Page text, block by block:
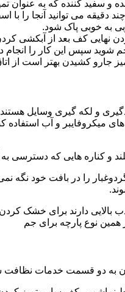
و سفید کننده که به عنوان
دقیقه می توانید آنجا را
به خوبی پاک شود.
نهایی کف بعد از آبکشی
سپس این کار را انجام
کشیدن بهتر است از
و لکه گیری وسایل
میکروفایبر و آب
را در بافت خود نگه
بالایی دارند برای خشک
همین نوع پارچه برای جم
به دو قسمت خدمات نظافت